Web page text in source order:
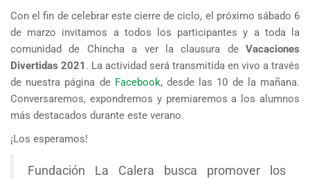
Con el fin de celebrar este cierre de ciclo, el próximo sábado 6
de marzo invitamos a todos los participantes y a toda la
comunidad de Chincha a ver la clausura de Vacaciones
Divertidas 2021 . La actividad será transmitida en vivo a través
de nuestra página de Facebook, desde las 10 de la mañana.
Conversaremos, expondremos y premiaremos a los alumnos
más destacados durante este verano.
¡Los esperamos!
Fundación La Calera busca promover los